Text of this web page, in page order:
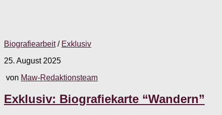
Biografiearbeit/ Exklusiv
25. August 2025
von Maw-Redaktionsteam
Exklusiv: Biografiekarte “Wandern”